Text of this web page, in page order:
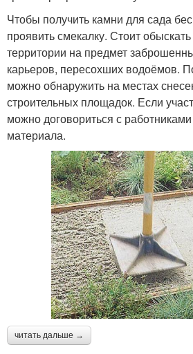
Чтобы получить камни для сада
проявить смекалку. Стоит
территории на предмет
карьеров, пересохших водоёмов.
можно обнаружить на местах
строительных площадок. Если
можно договориться с
материала.
читать дальше →